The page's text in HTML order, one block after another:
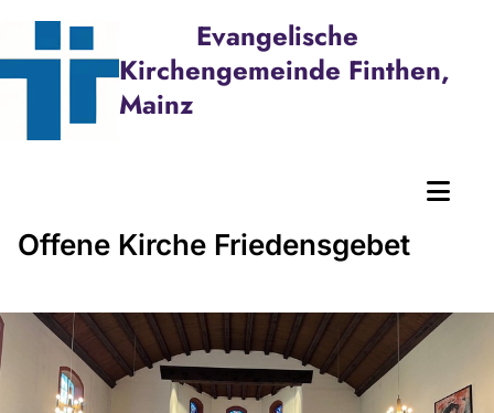
Evangelische
Kirchengemeinde Finthen,
Mainz
Offene Kirche Friedensgebet